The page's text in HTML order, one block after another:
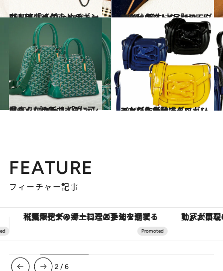
2020.10.25
FENDI「バゲット チェーン」は 大人のためのギンガムチェック
コミック ＆ エッセイ 2020.10.24
ルイ・ヴィトン「SINCE 1854」誕生 上品かつモダンな秋色コレクション
コミック ＆ エッセイ
2020.10.1
小さくなって、さらに可愛く！ ゴヤール「ヴァンドーム」の新サイズ
ファッション 2020.10.11
エトロを象徴するペガソバッグに今秋、グロッシーな新作が登場！
ファッション
FEATURE
フィーチャー記事
「大事なのは地域の意識を変えること」。ロレックス賞受賞の自然保護活動家が実現させたナイジェリアの自然環境の復活 ヴァシュロン・コンスタンタ
3 /6